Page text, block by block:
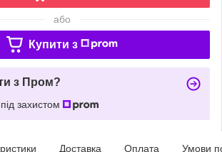
або
Купити з
з Пром?
захистом
Доставка Оплата Умови